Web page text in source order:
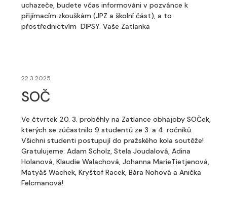
uchazeče, budete včas informováni v pozvánce k
přijímacím zkouškám (JPZ a školní část), a to
přostřednictvím DIPSY. Vaše Zatlanka
22.3.2025
SOČ
Ve čtvrtek 20. 3. proběhly na Zatlance obhajoby SOČek,
kterých se zúčastnilo 9 studentů ze 3. a 4. ročníků.
Všichni studenti postupují do pražského kola soutěže!
Gratulujeme: Adam Scholz, Stela Joudalová, Adina
Holanová, Klaudie Walachová, Johanna MarieTietjenová,
Matyáš Wachek, Kryštof Racek, Bára Nohová a Anička
Felcmanová!